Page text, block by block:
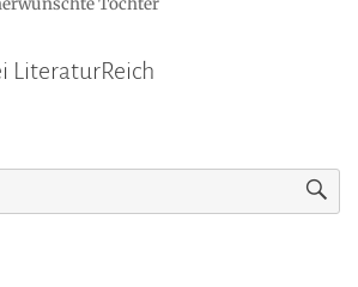
LiteraturReich